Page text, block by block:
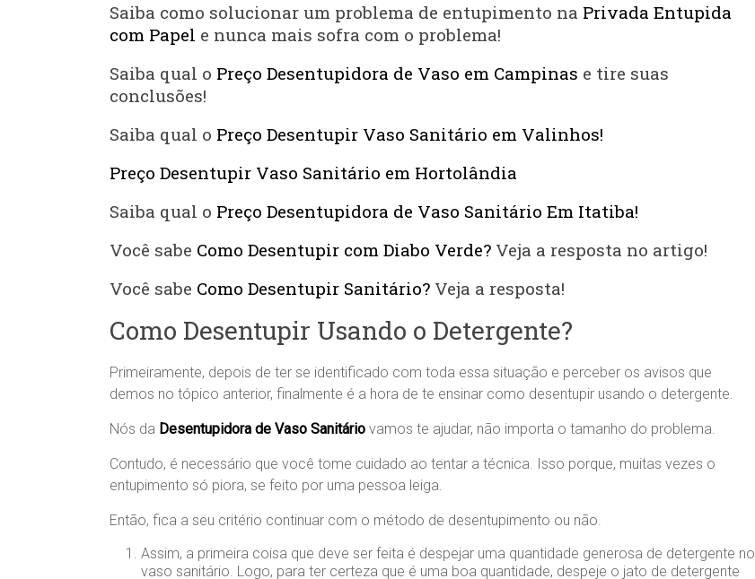
Saiba como solucionar um problema de entupimento na Privada Entupida
com Papel e nunca mais sofra com o problema!
Saiba qual o Preço Desentupidora de Vaso em Campinas e tire suas
conclusões!
Saiba qual o Preço Desentupir Vaso Sanitário em Valinhos!
Preço Desentupir Vaso Sanitário em Hortolândia
Saiba qual o Preço Desentupidora de Vaso Sanitário Em Itatiba!
Você sabe Como Desentupir com Diabo Verde? Veja a resposta no artigo!
Você sabe Como Desentupir Sanitário? Veja a resposta!
Como Desentupir Usando o Detergente?
Primeiramente, depois de ter se identificado com toda essa situação e perceber os avisos que
demos no tópico anterior, finalmente é a hora de te ensinar como desentupir usando o detergente.
Nós da Desentupidora de Vaso Sanitário vamos te ajudar, não importa o tamanho do problema.
Contudo, é necessário que você tome cuidado ao tentar a técnica. Isso porque, muitas vezes o
entupimento só piora, se feito por uma pessoa leiga.
Então, fica a seu critério continuar com o método de desentupimento ou não.
Assim, a primeira coisa que deve ser feita é despejar uma quantidade generosa de detergente no
vaso sanitário. Logo, para ter certeza que é uma boa quantidade, despeje o jato de detergente